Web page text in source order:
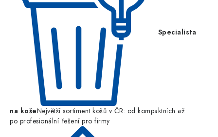
Specialista
na košeNejvětší sortiment košů v ČR: od kompaktních až
po profesionální řešení pro firmy